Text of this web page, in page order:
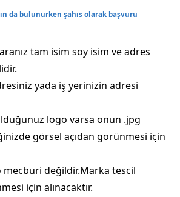
da bulunurken şahıs olarak başvuru
tam isim soy isim ve adres
yada iş yerinizin adresi
logo varsa onun .jpg
görsel açıdan görünmesi için
mecburi değildir.Marka tescil
için alınacaktır.